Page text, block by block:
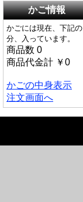
かご情報
かごには現在、下記の
分、入っています。
商品数 0
商品代金計 ￥0
かごの中身表示
注文画面へ